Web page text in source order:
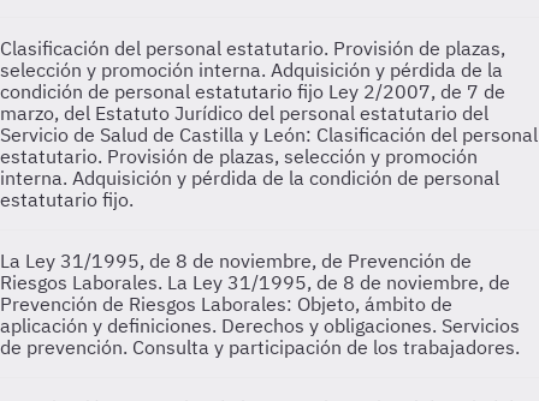
Clasificación del personal estatutario. Provisión de plazas,
selección y promoción interna. Adquisición y pérdida de la
condición de personal estatutario fijo Ley 2/2007, de 7 de
marzo, del Estatuto Jurídico del personal estatutario del
Servicio de Salud de Castilla y León: Clasificación del personal
estatutario. Provisión de plazas, selección y promoción
interna. Adquisición y pérdida de la condición de personal
estatutario fijo.
La Ley 31/1995, de 8 de noviembre, de Prevención de
Riesgos Laborales. La Ley 31/1995, de 8 de noviembre, de
Prevención de Riesgos Laborales: Objeto, ámbito de
aplicación y definiciones. Derechos y obligaciones. Servicios
de prevención. Consulta y participación de los trabajadores.